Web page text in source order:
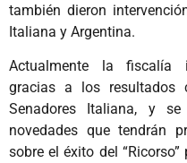
también dieron
Italiana y Argentina.
Actualmente la fiscalía
gracias a los resultados
Senadores Italiana, y
novedades que tendrán
sobre el éxito del